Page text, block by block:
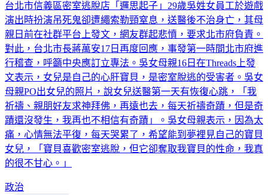
台北市信義區密室逃脫店「邏思起子」29歲吳姓女員工於遊戲
演出時扮演吊死鬼卻遭繩索勒頸窒息，送醫後不治身亡，其母
親日前在社群平台上發文，網友群起悲憤，要求北市府負責。
對此，台北市長蔣萬安17日再度回應，事發第一時間北市府進
行稽查，呼籲中央應訂立專法。吳女母親16日在Threads上發
文表示，女兒是自己的心肝寶貝，是密室脫逃的受害者。吳女
母親PO出女兒的照片，說女兒送醫第一天有恢復心跳，「我
祈禱、親朋好友求神拜佛，再遠也去，每天祈禱奇蹟，但是奇
蹟還沒發生，我再也不相信有奇蹟」。吳女母親表示，因為太
痛，心情無法平復，每天哭累了，希望能到夢裡見自己的寶貝
女兒，「寶貝喜歡密室逃脫，但它卻奪取我寶貝的性命，我真
的很不甘心。」
政治